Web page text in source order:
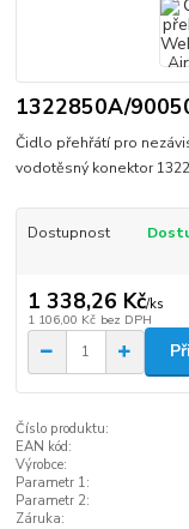
1322850A/
Čidlo přehřátí pro
vodotěsný konektor
Dostupnost
1 338,26 Kč/ks
1 106,00 Kč bez DPH
Číslo produktu:
EAN kód:
Výrobce:
Parametr 1:
Parametr 2:
Záruka: